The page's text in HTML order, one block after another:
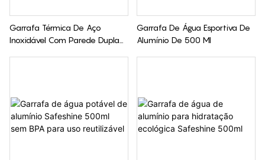
Garrafa Térmica De Aço
Inoxidável Com Parede Dupla
Garrafa De Água Esportiva De
Alumínio De 500 Ml